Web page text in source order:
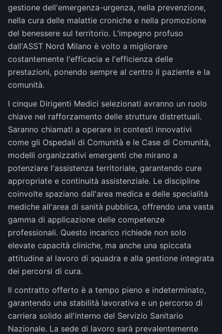
gestione dell'emergenza-urgenza, nella prevenzione,
nella cura delle malattie croniche e nella promozione
del benessere sul territorio. L'impegno profuso
dall'ASST Nord Milano è volto a migliorare
costantemente l'efficacia e l'efficienza delle
prestazioni, ponendo sempre al centro il paziente e la
comunità.
I cinque Dirigenti Medici selezionati avranno un ruolo
chiave nel rafforzamento delle strutture distrettuali.
Saranno chiamati a operare in contesti innovativi
come gli Ospedali di Comunità e le Case di Comunità,
modelli organizzativi emergenti che mirano a
potenziare l'assistenza territoriale, garantendo cure
appropriate e continuità assistenziale. Le discipline
coinvolte spaziano dall'area medica e delle specialità
mediche all'area di sanità pubblica, offrendo una vasta
gamma di applicazione delle competenze
professionali. Questo incarico richiede non solo
elevate capacità cliniche, ma anche una spiccata
attitudine al lavoro di squadra e alla gestione integrata
dei percorsi di cura.
Il contratto offerto è a tempo pieno e indeterminato,
garantendo una stabilità lavorativa e un percorso di
carriera solido all'interno del Servizio Sanitario
Nazionale. La sede di lavoro sarà prevalentemente